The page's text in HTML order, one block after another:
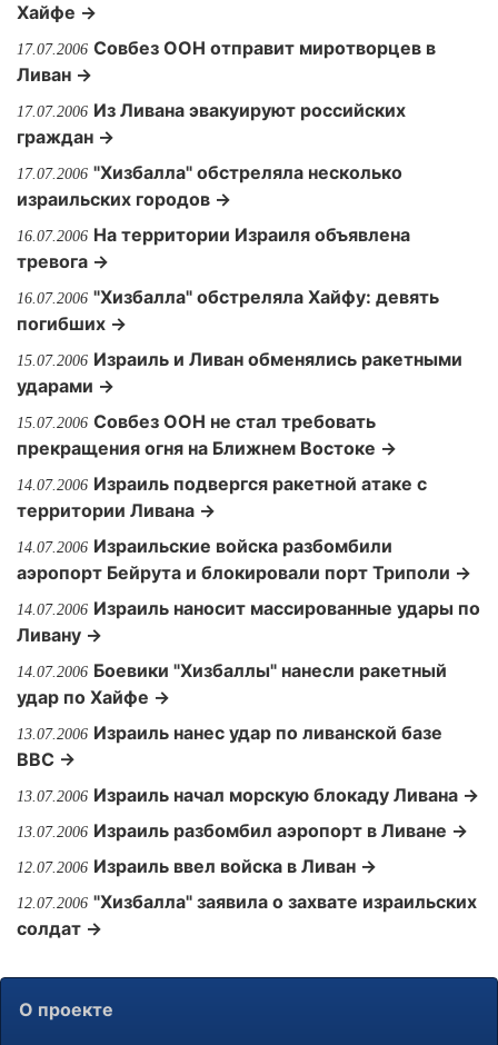
Хайфе →
17.07.2006 Совбез ООН отправит миротворцев в
Ливан →
17.07.2006 Из Ливана эвакуируют российских
граждан →
17.07.2006 "Хизбалла" обстреляла несколько
израильских городов →
16.07.2006 На территории Израиля объявлена
тревога →
16.07.2006 "Хизбалла" обстреляла Хайфу: девять
погибших →
15.07.2006 Израиль и Ливан обменялись ракетными
ударами →
15.07.2006 Совбез ООН не стал требовать
прекращения огня на Ближнем Востоке →
14.07.2006 Израиль подвергся ракетной атаке с
территории Ливана →
14.07.2006 Израильские войска разбомбили
аэропорт Бейрута и блокировали порт Триполи →
14.07.2006 Израиль наносит массированные удары по
Ливану →
14.07.2006 Боевики "Хизбаллы" нанесли ракетный
удар по Хайфе →
13.07.2006 Израиль нанес удар по ливанской базе
ВВС →
13.07.2006 Израиль начал морскую блокаду Ливана →
13.07.2006 Израиль разбомбил аэропорт в Ливане →
12.07.2006 Израиль ввел войска в Ливан →
12.07.2006 "Хизбалла" заявила о захвате израильских
солдат →
О проекте